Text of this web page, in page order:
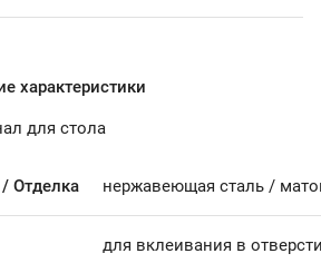
характеристики
для стола
Отделка нержавеющая сталь /
для вклеивания в